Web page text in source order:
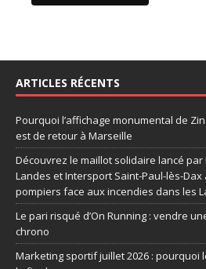
ARTICLES RÉCENTS
Pourquoi l’affichage monumental de
est de retour à Marseille
Découvrez le maillot solidaire lancé par
Landes et Intersport Saint-Paul-lès-
pompiers face aux incendies dans les
Le pari risqué d’On Running : vendre
chrono
Marketing sportif juillet 2026 : pourquoi